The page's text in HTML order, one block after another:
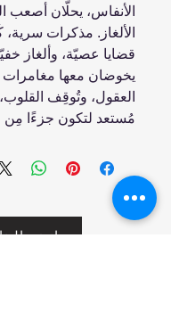
الأنفاس، يحلَّان أصعب
‏الألغاز.‏ مذكرات
قضايا عصيّة، وألغاز
يخوضان معها
العقول، وتُوقِف
مُستعد لتكون جزءًا مِن
انضم